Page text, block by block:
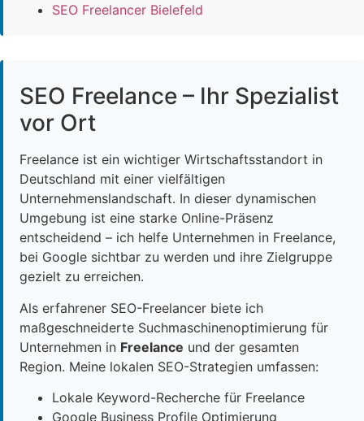
SEO Freelancer Bielefeld
SEO Freelance – Ihr Spezialist
vor Ort
Freelance ist ein wichtiger Wirtschaftsstandort in
Deutschland mit einer vielfältigen
Unternehmenslandschaft. In dieser dynamischen
Umgebung ist eine starke Online-Präsenz
entscheidend – ich helfe Unternehmen in Freelance,
bei Google sichtbar zu werden und ihre Zielgruppe
gezielt zu erreichen.
Als erfahrener SEO-Freelancer biete ich
maßgeschneiderte Suchmaschinenoptimierung für
Unternehmen in Freelance und der gesamten
Region. Meine lokalen SEO-Strategien umfassen:
Lokale Keyword-Recherche für Freelance
Google Business Profile Optimierung